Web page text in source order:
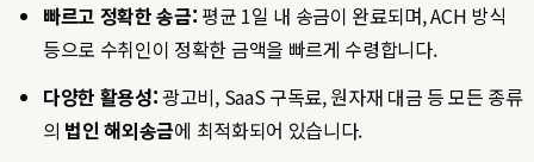
빠르고 정확한 송금: 평균 1일 내 송금이 완료되며, ACH 방식
등으로 수취인이 정확한 금액을 빠르게 수령합니다.
다양한 활용성:광고비, SaaS 구독료, 원자재 대금 등 모든 종류
의 법인 해외송금에 최적화되어 있습니다.